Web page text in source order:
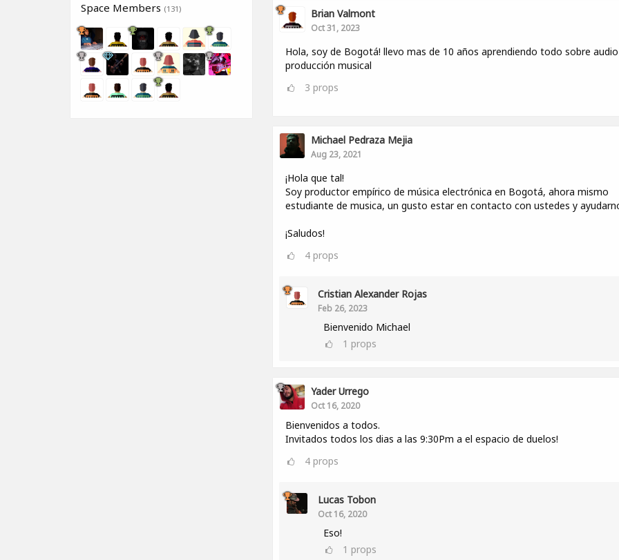
Space Members (131) Brian Valmont
Oct 31, 2023
Hola, soy de Bogotá! llevo mas de 10 años aprendiendo todo sobre
producción musical
3 props
Michael Pedraza Mejia
Aug 23, 2021
¡Hola que tal!
Soy productor empírico de música electrónica en Bogotá, ahora mismo
estudiante de musica, un gusto estar en contacto con ustedes y
¡Saludos!
4props
Cristian Alexander Rojas
Feb 26, 2023
Bienvenido Michael
1 props
Yader Urrego
Oct 16, 2020
Bienvenidos a todos.
Invitados todos los dias a las 9:30Pm a el espacio de duelos!
4props
Lucas Tobon
Oct 16, 2020
Eso!
1 props